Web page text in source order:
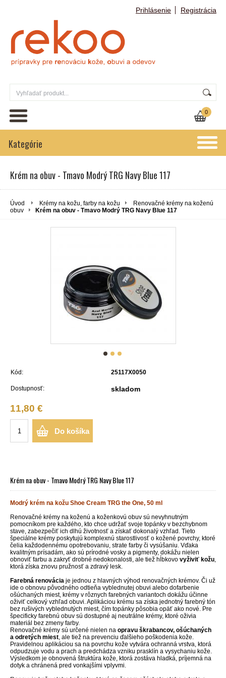
Prihlásenie Registrácia
0
Kategórie
Krém na obuv - Tmavo Modrý TRG Navy Blue 117
Úvod Krémy na kožu, farby na kožu
Renovačné krémy na koženú
obuv
Krém na obuv - Tmavo Modrý TRG Navy Blue 117
Kód: 25117X0050
Dostupnosť: skladom
11,80 €
Do košíka
Krém na obuv - Tmavo Modrý TRG Navy Blue 117
Modrý krém na kožu Shoe Cream TRG the One, 50 ml
Renovačné krémy na koženú a koženkovú obuv sú nevyhnutným
pomocníkom pre každého, kto chce udržať svoje topánky v bezchybnom
stave, zabezpečiť ich dlhú životnosť a získať dokonalý vzhľad. Tieto
špeciálne krémy poskytujú komplexnú starostlivosť o kožené povrchy, ktoré
čelia každodennému opotrebovaniu, strate farby či vysúšaniu. Vďaka
kvalitným prísadám, ako sú prírodné vosky a pigmenty, dokážu nielen
obnoviť farbu a zakryť drobné nedokonalosti, ale tiež hĺbkovo vyživiť kožu,
ktorá získa znovu pružnosť a zdravý lesk.
Farebná renovácia je jednou z hlavných výhod renovačných krémov. Či už
ide o obnovu pôvodného odtieňa vyblednutej obuvi alebo dofarbenie
ošúchaných miest, krémy v rôznych farebných variantoch dokážu účinne
oživiť celkový vzhľad obuvi. Aplikáciou krému sa získa jednotný farebný tón
bez rušivých vyblednutých miest, čím topánky pôsobia opäť ako nové. Pre
špecificky farebnú obuv sú dostupné aj neutrálne krémy, ktoré oživia
materiál bez zmeny farby.
Renovačné krémy sú určené nielen na opravu škrabancov, ošúchaných
a odretých miest, ale tiež na prevenciu ďalšieho poškodenia kože.
Pravidelnou aplikáciou sa na povrchu kože vytvára ochranná vrstva, ktorá
odpudzuje vodu a prach a predchádza vzniku prasklín a vysychaniu kože.
Výsledkom je obnovená štruktúra kože, ktorá zostáva hladká, príjemná na
dotyk a chránená pred vonkajšími vplyvmi.